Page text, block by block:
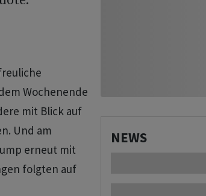
Wochenende
mit Blick auf
Und am
erneut mit
folgten auf
NEWS